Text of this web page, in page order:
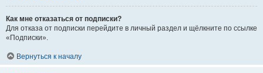
Как мне отказаться от подписки?
Для отказа от подписки перейдите в личный раздел и щёлкните по ссылке
«Подписки».
Вернуться к началу